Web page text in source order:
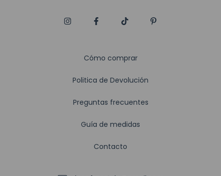
Cómo comprar
Politica de Devolución
Preguntas frecuentes
Guía de medidas
Contacto